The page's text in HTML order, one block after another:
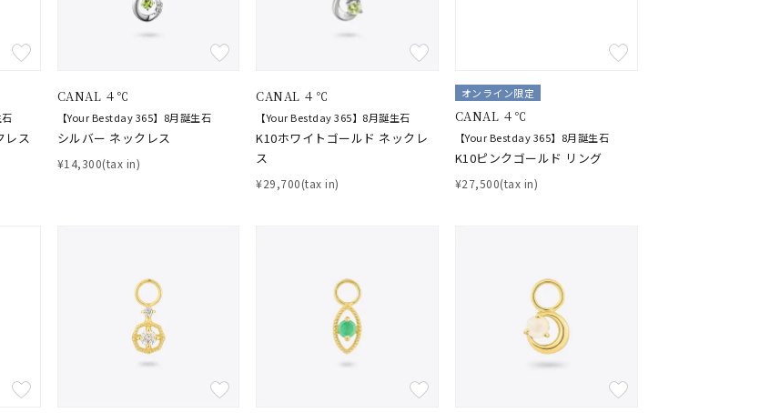
レス
CANAL ４℃
【Your Bestday 365】8月誕生石
シルバー ネックレス
¥14,300(tax in)
CANAL ４℃
【Your Bestday 365】8月誕生石
K10ホワイトゴールド ネックレ
ス
¥29,700(tax in)
オンライン限定
CANAL ４℃
【Your Bestday 365】8月誕生石
K10ピンクゴールド リング
¥27,500(tax in)